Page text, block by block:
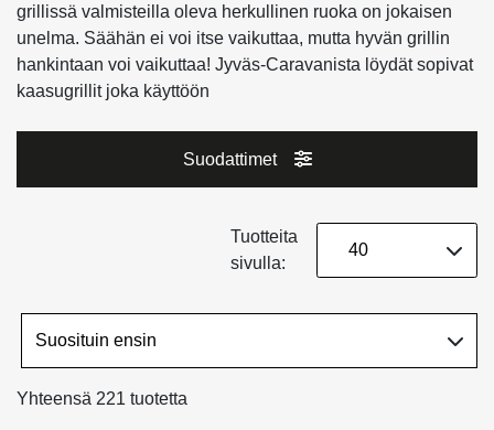
grillissä valmisteilla oleva herkullinen ruoka on jokaisen
unelma. Säähän ei voi itse vaikuttaa, mutta hyvän grillin
hankintaan voi vaikuttaa! Jyväs-Caravanista löydät sopivat
kaasugrillit joka käyttöön
Suodattimet
Yhteensä 221 tuotetta
Tuotteita
sivulla: